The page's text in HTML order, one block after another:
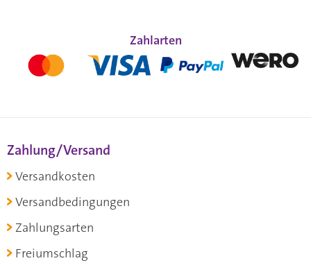
Zahlarten
Zahlung/Versand
Versandkosten
Versandbedingungen
Zahlungsarten
Freiumschlag